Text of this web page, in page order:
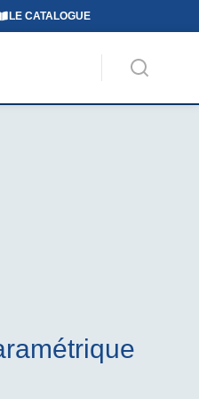
LE CATALOGUE